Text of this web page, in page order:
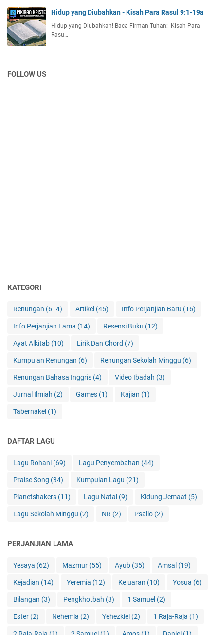
Hidup yang Diubahkan - Kisah Para Rasul 9:1-19a
Hidup yang Diubahkan! Baca Firman Tuhan: Kisah Para
Rasu…
FOLLOW US
KATEGORI
Renungan (614) Artikel (45) Info Perjanjian Baru (16)
Info Perjanjian Lama (14) Resensi Buku (12)
Ayat Alkitab (10) Lirik Dan Chord (7)
Kumpulan Renungan (6) Renungan Sekolah Minggu (6)
Renungan Bahasa Inggris (4) Video Ibadah (3)
Jurnal Ilmiah (2) Games (1) Kajian (1)
Tabernakel (1)
DAFTAR LAGU
Lagu Rohani (69) Lagu Penyembahan (44)
Praise Song (34) Kumpulan Lagu (21)
Planetshakers (11) Lagu Natal (9) Kidung Jemaat (5)
Lagu Sekolah Minggu (2) NR (2) Psallo (2)
PERJANJIAN LAMA
Yesaya (62) Mazmur (55) Ayub (35) Amsal (19)
Kejadian (14) Yeremia (12) Keluaran (10) Yosua (6)
Bilangan (3) Pengkhotbah (3) 1 Samuel (2)
Ester (2) Nehemia (2) Yehezkiel (2) 1 Raja-Raja (1)